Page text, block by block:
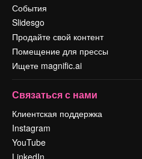
События
Slidesgo
Продайте свой контент
Помещение для прессы
Ищете magnific.ai
Связаться с нами
Клиентская поддержка
Instagram
YouTube
LinkedIn